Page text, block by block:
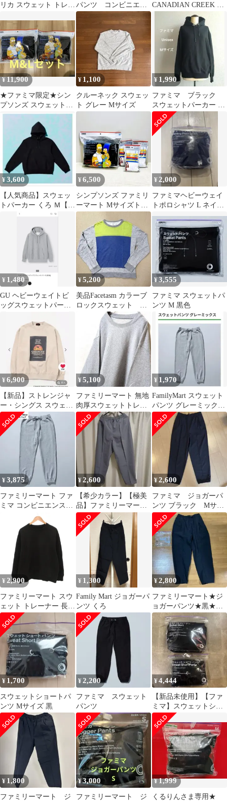
リカ スウェット トレー
パンツ コンビニエン
スウェア
CANADIAN CREEK フ
ァミマ!! Every Life
Every Fun クルーネック
スウェット トレーナー
黒 XL メンズ コットン
100%
¥11,900
★ファミマ限定★シン
プソンズ スウェット
トレーナー Mサイズ、
¥ 1,100
クルーネック スウェッ
ト グレー Mサイズ
¥ 1,990
ファミマ ブラック
スウェットパーカー プ
ルオーバー Mサイズ
¥3,600
【人気商品】スウェッ
トパーカー くろ Ｍ【フ
ァミリーマート限定】
¥6,500
シンプソンズ ファミリ
ーマート Mサイズトレ
ーナー&25~28cm靴下
×3セット
¥ 2,000
ファミマヘビーウェイ
トポロシャツ L ネイビ
ー
¥ 1,480
GU ヘビーウェイトビ
ッグスウェットパーカ
¥5,200
美品Facetasm カラーブ
ロックスウェット サ
イズ00トリコロールグ
¥3,555
ファミマ スウェットパ
ンツ M 黒色
¥6,900
【新品】ストレンジャ
ー・シングス スウェッ
ト L ニコアンド コラ
ボ 靴下付き
¥5,100
ファミリーマート 無地
肉厚スウェットトレー
ナー グレー 灰色 L 古
着
¥ 1,970
FamilyMart スウェット
パンツ グレーミックス
M
¥3,875
ファミリーマート ファ
ミマ コンビニエンスウ
ェア スウェット パンツ
¥2,600
【希少カラー】【極美
品】ファミリーマート
ジョガーパンツ グレー
L
¥2,600
ファミマ ジョガーパ
ンツ ブラック Mサイ
ズ
¥ 2,900
ファミリーマート スウ
ェット トレーナー 長袖
無地 L 黒 ブラック /JS
¥ 1,300
Family Mart ジョガーパ
ンツ くろ
¥2,800
ファミリーマート★ジ
ョガーパンツ★黒★男
女兼用Mサイズ
¥ 1,700
スウェットショートパ
ンツ Mサイズ 黒
¥2,200
ファミマ スウェット
パンツ
¥4,444
【新品未使用】【ファ
ミマ】スウェットシャ
ツ＆ショートパンツセ
ット M
¥ 1,800
ファミリーマート ジ
¥3,000
ファミリーマート ジ
¥1,999
くるりんさま専用★